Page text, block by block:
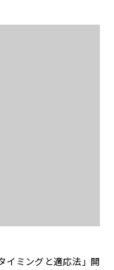
イミングと適応法」開